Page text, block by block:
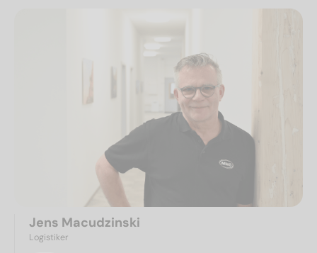
Jens Macudzinski
Logistiker